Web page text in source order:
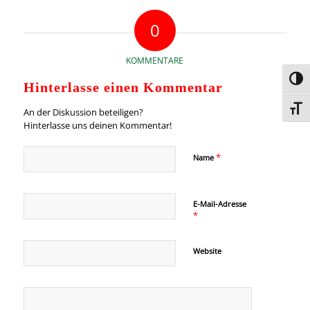
0
KOMMENTARE
Hinterlasse einen Kommentar
An der Diskussion beteiligen?
Hinterlasse uns deinen Kommentar!
Name *
E-Mail-Adresse
*
Website